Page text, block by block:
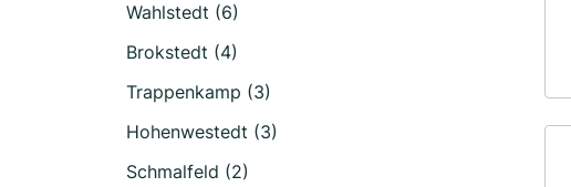
Wahlstedt (6)
Brokstedt (4)
Trappenkamp (3)
Hohenwestedt (3)
Schmalfeld (2)